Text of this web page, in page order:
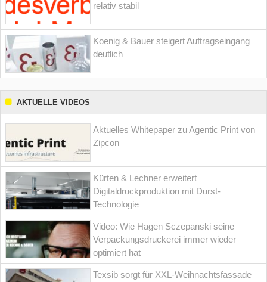
relativ stabil
Koenig & Bauer steigert Auftragseingang
deutlich
AKTUELLE VIDEOS
Aktuelles Whitepaper zu Agentic Print von
Zipcon
Kürten & Lechner erweitert
Digitaldruckproduktion mit Durst-
Technologie
Video: Wie Hagen Sczepanski seine
Verpackungsdruckerei immer wieder
optimiert hat
Texsib sorgt für XXL-Weihnachtsfassade